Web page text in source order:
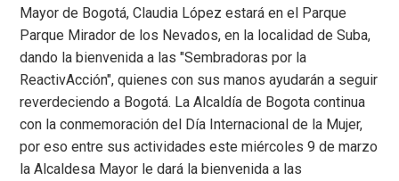
Mayor de Bogotá, Claudia López estará en el Parque
Parque Mirador de los Nevados, en la localidad de Suba,
dando la bienvenida a las "Sembradoras por la
ReactivAcción", quienes con sus manos ayudarán a seguir
reverdeciendo a Bogotá. La Alcaldía de Bogota continua
con la conmemoración del Día Internacional de la Mujer,
por eso entre sus actividades este miércoles 9 de marzo
la Alcaldesa Mayor le dará la bienvenida a las